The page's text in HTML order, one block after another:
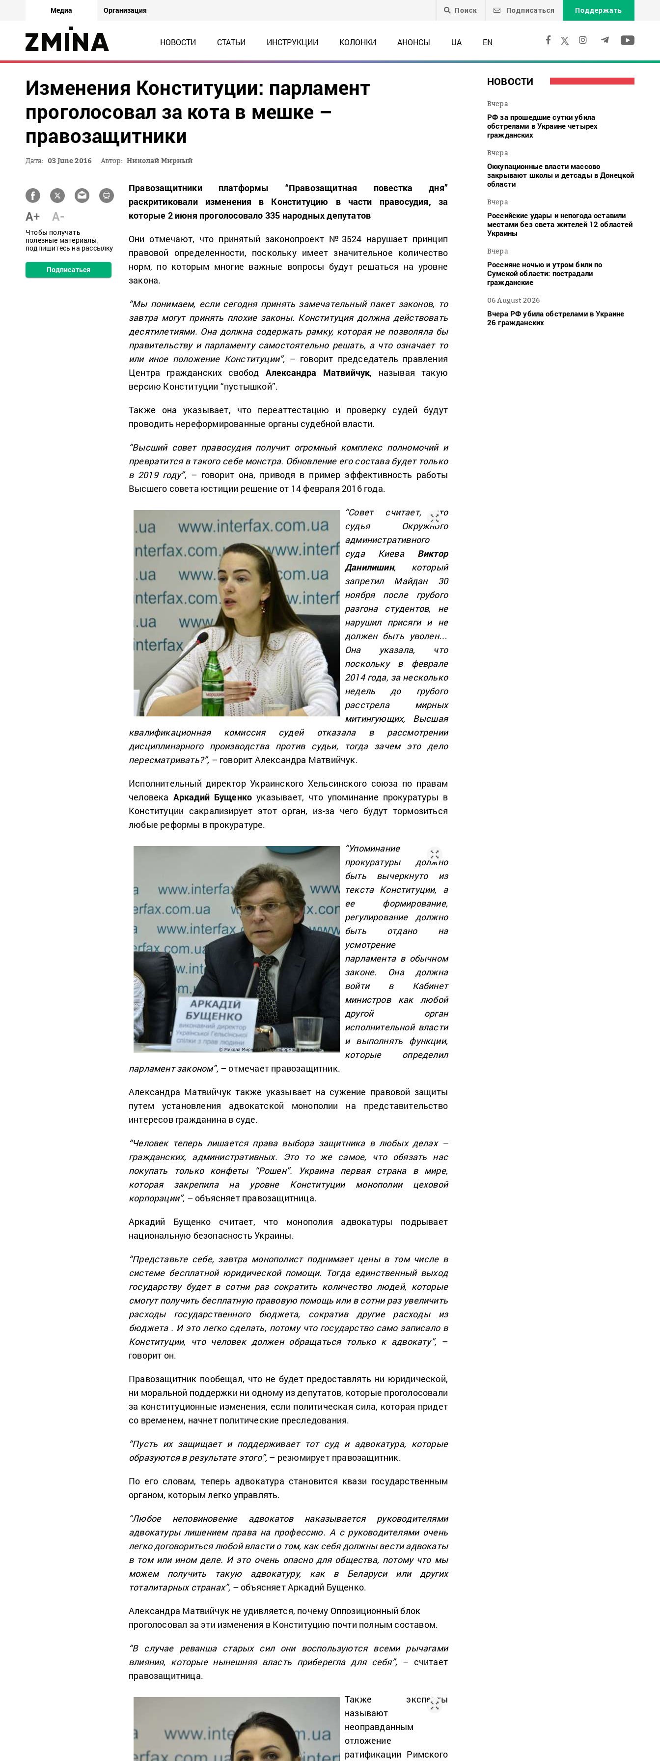
Медиа Организация Поиск Подписаться Поддержать
НОВОСТИ СТАТЬИ ИНСТРУКЦИИ КОЛОНКИ АНОНСЫ UA EN
Изменения Конституции: парламент
проголосовал за кота в мешке –
правозащитники
Дата: 03 June 2016 Автор: Николай Мирный
A+ A-
Чтобы получать
полезные материалы,
подпишитесь на рассылку
Подписаться
Правозащитники платформы “Правозащитная повестка дня”
раскритиковали изменения в Конституцию в части правосудия, за
которые 2 июня проголосовало 335 народных депутатов
Они отмечают, что принятый законопроект №3524 нарушает принцип
правовой определенности, поскольку имеет значительное количество
норм, по которым многие важные вопросы будут решаться на уровне
закона.
“Мы понимаем, если сегодня принять замечательный пакет законов, то
завтра могут принять плохие законы. Конституция должна действовать
десятилетиями. Она должна содержать рамку, которая не позволяла бы
правительству и парламенту самостоятельно решать, а что означает то
или иное положение Конституции”, – говорит председатель правления
Центра гражданских свобод Александра Матвийчук, называя такую
версию Конституции “пустышкой”.
Также она указывает, что переаттестацию и проверку судей будут
проводить нереформированные органы судебной власти.
“Высший совет правосудия получит огромный комплекс полномочий и
превратится в такого себе монстра. Обновление его состава будет только
в 2019 году”,– говорит она, приводя в пример эффективность работы
Высшего совета юстиции решение от 14 февраля 2016 года.
“Совет считает, что
судья Окружного
административного
суда Киева Виктор
Данилишин, который
запретил Майдан 30
ноября после грубого
разгона студентов, не
нарушил присяги и не
должен быть уволен…
Она указала, что
поскольку в феврале
2014 года, за несколько
недель до грубого
расстрела мирных
митингующих, Высшая
квалификационная комиссия судей отказала в рассмотрении
дисциплинарного производства против судьи, тогда зачем это дело
пересматривать?”, – говорит Александра Матвийчук.
Исполнительный директор Украинского Хельсинского союза по правам
человека Аркадий Бущенко указывает, что упоминание прокуратуры в
Конституции сакрализирует этот орган, из-за чего будут тормозиться
любые реформы в прокуратуре.
“Упоминание
прокуратуры должно
быть вычеркнуто из
текста Конституции, а
ее формирование,
регулирование должно
быть отдано на
усмотрение
парламента в обычном
законе. Она должна
войти в Кабинет
министров как любой
другой орган
исполнительной власти
и выполнять функции,
которые определил
парламент законом”,– отмечает правозащитник.
Александра Матвийчук также указывает на сужение правовой защиты
путем установления адвокатской монополии на представительство
интересов гражданина в суде.
“Человек теперь лишается права выбора защитника в любых делах –
гражданских, административных. Это то же самое, что обязать нас
покупать только конфеты “Рошен”. Украина первая страна в мире,
которая закрепила на уровне Конституции монополии цеховой
корпорации”, – объясняет правозащитница.
Аркадий Бущенко считает, что монополия адвокатуры подрывает
национальную безопасность Украины.
“Представьте себе, завтра монополист поднимает цены в том числе в
системе бесплатной юридической помощи. Тогда единственный выход
государству будет в сотни раз сократить количество людей, которые
смогут получить бесплатную правовую помощь или в сотни раз увеличить
расходы государственного бюджета, сократив другие расходы из
бюджета . И это легко сделать, потому что государство само записало в
Конституции, что человек должен обращаться только к адвокату”, –
говорит он.
Правозащитник пообещал, что не будет предоставлять ни юридической,
ни моральной поддержки ни одному из депутатов, которые проголосовали
за конституционные изменения, если политическая сила, которая придет
со временем, начнет политические преследования.
“Пусть их защищает и поддерживает тот суд и адвокатура, которые
образуются в результате этого”, – резюмирует правозащитник.
По его словам, теперь адвокатура становится квази государственным
органом, которым легко управлять.
“Любое неповиновение адвокатов наказывается руководителями
адвокатуры лишением права на профессию. А с руководителями очень
легко договориться любой власти о том, как себя должны вести адвокаты
в том или ином деле. И это очень опасно для общества, потому что мы
можем получить такую адвокатуру, как в Беларуси или других
тоталитарных странах”, – объясняет Аркадий Бущенко.
Александра Матвийчук не удивляется, почему Оппозиционный блок
проголосовал за эти изменения в Конституцию почти полным составом.
“В случае реванша старых сил они воспользуются всеми рычагами
влияния, которые нынешняя власть приберегла для себя”,– считает
правозащитница.
Также эксперты
называют
неоправданным
отложение
ратификации Римского
НОВОСТИ
Вчера
РФ за прошедшие сутки убила
обстрелами в Украине четырех
гражданских
Вчера
Оккупационные власти массово
закрывают школы и детсады в Донецкой
области
Вчера
Российские удары и непогода оставили
местами без света жителей 12 областей
Украины
Вчера
Россияне ночью и утром били по
Сумской области: пострадали
гражданские
06 August 2026
Вчера РФ убила обстрелами в Украине
26 гражданских